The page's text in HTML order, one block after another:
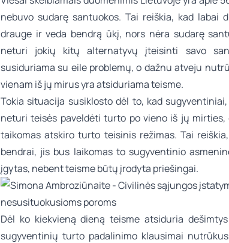
nebuvo sudarę santuokos. Tai reiškia, kad labai
drauge ir veda bendrą ūkį, nors nėra sudarę
neturi jokių kitų alternatyvų įteisinti savo
susiduriama su eile problemų, o dažnu atveju
vienam iš jų mirus yra atsiduriama teisme.
Tokia situacija susiklosto dėl to, kad
neturi teisės paveldėti turto po vieno iš jų
taikomas atskiro turto teisinis režimas. Tai
bendrai, jis bus laikomas to sugyventinio
įgytas, nebent teisme būtų įrodyta priešingai.
Dėl ko kiekvieną dieną teisme atsiduria
sugyventinių turto padalinimo klausimai